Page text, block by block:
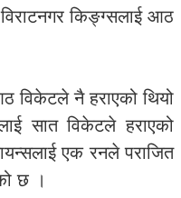
किङ्ग्सलाई आठ
विकेटले नै हराएको थियो
सात विकेटले हराएको
एक रनले पराजित
छ ।